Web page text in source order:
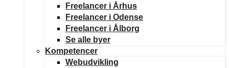
Freelancer i Århus
Freelancer i Odense
Freelancer i Ålborg
Se alle byer
Kompetencer
Webudvikling